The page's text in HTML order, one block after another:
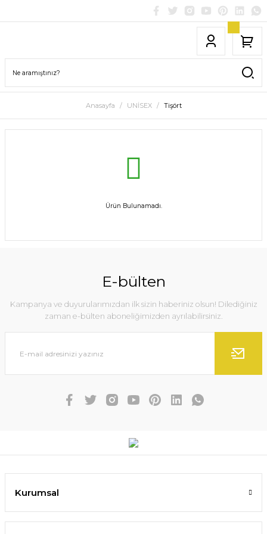
Anasayfa UNİSEX Tişört
Ürün Bulunamadı.
E-bülten
Kampanya ve duyurularımızdan ilk sizin haberiniz olsun! Dilediğiniz
zaman e-bülten aboneliğimizden ayrılabilirsiniz.
Kurumsal